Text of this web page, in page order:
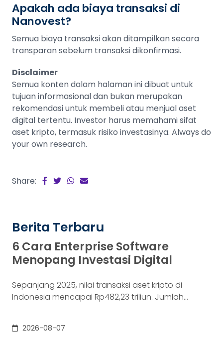
Apakah ada biaya transaksi di
Nanovest?
Semua biaya transaksi akan ditampilkan secara
transparan sebelum transaksi dikonfirmasi.
Disclaimer
Semua konten dalam halaman ini dibuat untuk
tujuan informasional dan bukan merupakan
rekomendasi untuk membeli atau menjual aset
digital tertentu. Investor harus memahami sifat
aset kripto, termasuk risiko investasinya. Always do
your own research.
Share:
Berita Terbaru
6 Cara Enterprise Software
Menopang Investasi Digital
Sepanjang 2025, nilai transaksi aset kripto di
Indonesia mencapai Rp482,23 triliun. Jumlah
(OJK). Angka sebesar itu lahir dari jutaan tindakan
2026-08-07